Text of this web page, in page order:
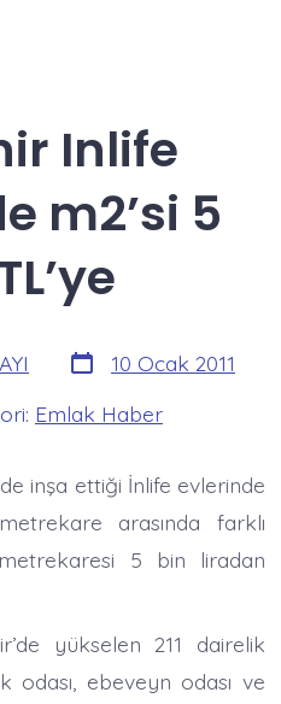
Inlife
m2’si 5
Yazı
tarihi
10 Ocak 2011
Emlak Haber
inşa ettiği İnlife evlerinde
arasında farklı
5 bin liradan
yükselen 211 dairelik
odası, ebeveyn odası ve